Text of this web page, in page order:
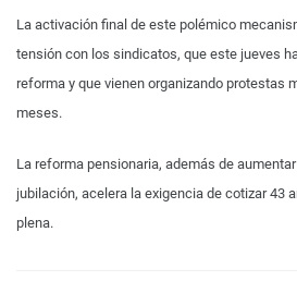
La activación final de este polémico
tensión con los sindicatos, que este jueves
reforma y que vienen organizando protestas
meses.
La reforma pensionaria, además de
jubilación, acelera la exigencia de cotizar 43
plena.